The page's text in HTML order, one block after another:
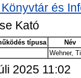
Könyvtár és
Kató
típusa
Név
Wehner,
2025 11:02